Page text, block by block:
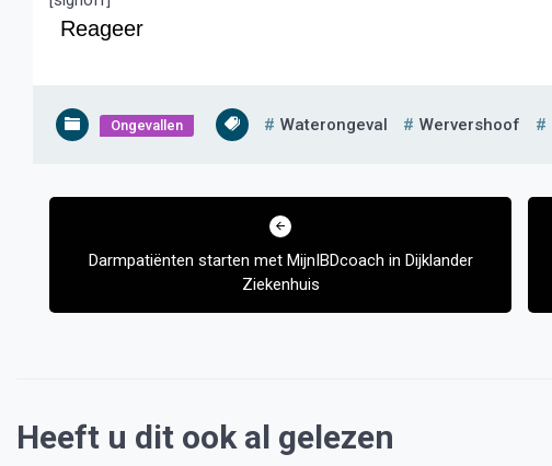
Reageer
Ongevallen Waterongeval Wervershoof
Bericht
Darmpatiënten starten met MijnIBDcoach in Dijklander
Ziekenhuis
Heeft u dit ook al gelezen